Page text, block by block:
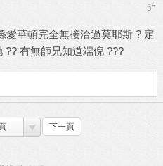
5#
愛華頓完全無接洽過莫耶斯 ? 定
?? 有無師兄知道端倪 ???
下一頁